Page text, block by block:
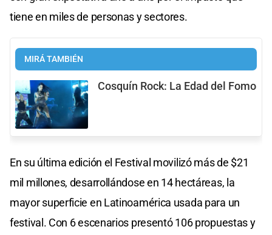
tiene en miles de personas y sectores.
MIRÁ TAMBIÉN
Cosquín Rock: La Edad del Fomo
En su última edición el Festival movilizó más de $21
mil millones, desarrollándose en 14 hectáreas, la
mayor superficie en Latinoamérica usada para un
festival. Con 6 escenarios presentó 106 propuestas y